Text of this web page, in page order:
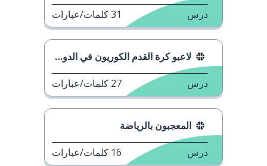
درس 31كلمات/عبارات
لاعبو كرة القدم الكوريون في الدوري الإنجليزي
درس 27 كلمات/عبارات
المعجبون بالرياضة
درس 16 كلمات/عبارات